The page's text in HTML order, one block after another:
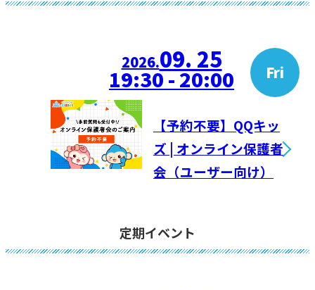
2026.09. 25 Fri
19:30 - 20:00
【予約不要】QQキッ
ズ | オンライン保護者
会（ユーザー向け）
定期イベント